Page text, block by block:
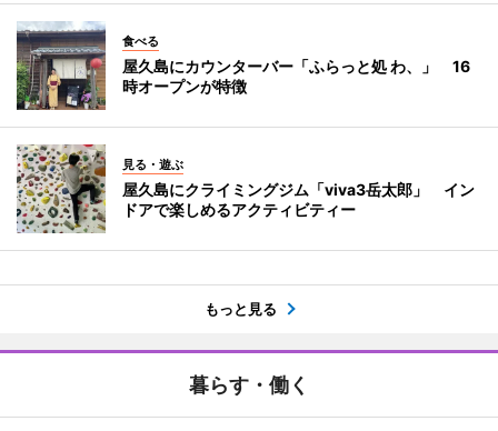
食べる
屋久島にカウンターバー「ふらっと処 わ、」 16
時オープンが特徴
見る・遊ぶ
屋久島にクライミングジム「viva3岳太郎」 イン
ドアで楽しめるアクティビティー
もっと見る
暮らす・働く